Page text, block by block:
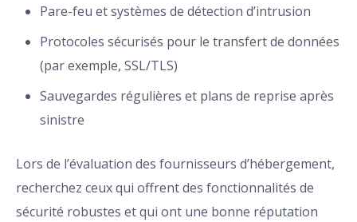
Pare-feu et systèmes de détection d’intrusion
Protocoles sécurisés pour le transfert de données
(par exemple, SSL/TLS)
Sauvegardes régulières et plans de reprise après
sinistre
Lors de l’évaluation des fournisseurs d’hébergement,
recherchez ceux qui offrent des fonctionnalités de
sécurité robustes et qui ont une bonne réputation